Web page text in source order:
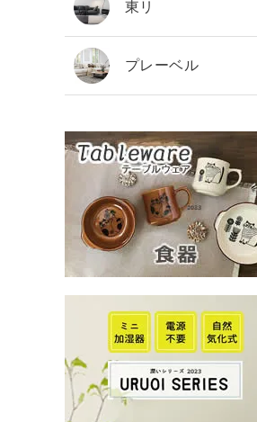
東リ
プレーベル